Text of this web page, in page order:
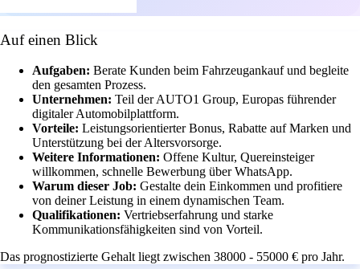
Auf einen Blick
Aufgaben: Berate Kunden beim Fahrzeugankauf und begleite
den gesamten Prozess.
Unternehmen: Teil der AUTO1 Group, Europas führender
digitaler Automobilplattform.
Vorteile: Leistungsorientierter Bonus, Rabatte auf Marken und
Unterstützung bei der Altersvorsorge.
Weitere Informationen: Offene Kultur, Quereinsteiger
willkommen, schnelle Bewerbung über WhatsApp.
Warum dieser Job: Gestalte dein Einkommen und profitiere
von deiner Leistung in einem dynamischen Team.
Qualifikationen: Vertriebserfahrung und starke
Kommunikationsfähigkeiten sind von Vorteil.
Das prognostizierte Gehalt liegt zwischen 38000 - 55000 € pro Jahr.